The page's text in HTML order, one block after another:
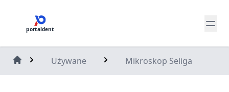
portaldent
Używane Mikroskop Seliga